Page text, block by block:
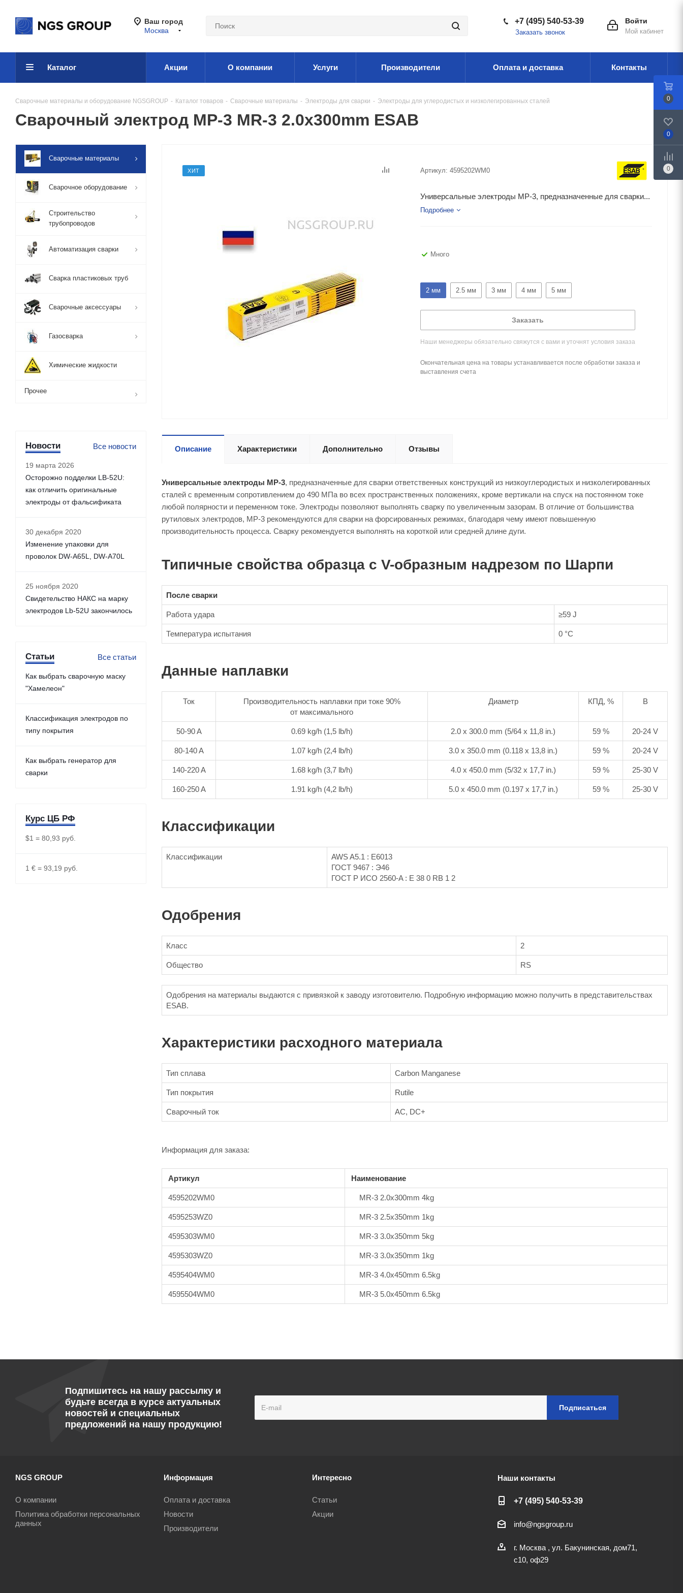
Ваш город
Москва
Войти
Мой кабинет
+7 (495) 540-53-39
Заказать звонок
Каталог Акции О компании Услуги Производители Оплата и доставка Контакты
Сварочные материалы и оборудование NGSGROUP - Каталог товаров - Сварочные материалы - Электроды для сварки - Электроды для углеродистых и низколегированных сталей
Сварочный электрод МР-3 MR-3 2.0x300mm ESAB
ХИТ Артикул: 4595202WM0
Универсальные электроды МР-3, предназначенные для сварки...
Подробнее
Много
2 мм 2.5 мм 3 мм 4 мм 5 мм
Заказать
Наши менеджеры обязательно свяжутся с вами и уточнят условия заказа
Окончательная цена на товары устанавливается после обработки заказа и
выставления счета
Описание Характеристики Дополнительно Отзывы
Универсальные электроды МР-3, предназначенные для сварки ответственных конструкций из низкоуглеродистых и низколегированных
сталей с временным сопротивлением до 490 МПа во всех пространственных положениях, кроме вертикали на спуск на постоянном токе
любой полярности и переменном токе. Электроды позволяют выполнять сварку по увеличенным зазорам. В отличие от большинства
рутиловых электродов, МР-3 рекомендуются для сварки на форсированных режимах, благодаря чему имеют повышенную
производительность процесса. Сварку рекомендуется выполнять на короткой или средней длине дуги.
Типичные свойства образца с V-образным надрезом по Шарпи
После сварки
Работа удара ≥59 J
Температура испытания 0 °C
Данные наплавки
Ток
Производительность наплавки при токе 90%
от максимального
Диаметр КПД, % В
50-90 A 0.69 kg/h (1,5 lb/h) 2.0 x 300.0 mm (5/64 x 11,8 in.) 59 % 20-24 V
80-140 A 1.07 kg/h (2,4 lb/h) 3.0 x 350.0 mm (0.118 x 13,8 in.) 59 % 20-24 V
140-220 A 1.68 kg/h (3,7 lb/h) 4.0 x 450.0 mm (5/32 x 17,7 in.) 59 % 25-30 V
160-250 A 1.91 kg/h (4,2 lb/h) 5.0 x 450.0 mm (0.197 x 17,7 in.) 59 % 25-30 V
Классификации
Классификации
AWS A5.1 : E6013
ГОСТ 9467 : Э46
ГОСТ Р ИСО 2560-A : E 38 0 RB 1 2
Одобрения
Класс 2
Общество RS
Одобрения на материалы выдаются с привязкой к заводу изготовителю. Подробную информацию можно получить в представительствах
ESAB.
Характеристики расходного материала
Тип сплава Carbon Manganese
Тип покрытия Rutile
Сварочный ток AC, DC+
Информация для заказа:
Артикул Наименование
4595202WM0 MR-3 2.0x300mm 4kg
4595253WZ0 MR-3 2.5x350mm 1kg
4595303WM0 MR-3 3.0x350mm 5kg
4595303WZ0 MR-3 3.0x350mm 1kg
4595404WM0 MR-3 4.0x450mm 6.5kg
4595504WM0 MR-3 5.0x450mm 6.5kg
Сварочные материалы
Сварочное оборудование
Строительство
трубопроводов
Автоматизация сварки
Сварка пластиковых труб
Сварочные аксессуары
Газосварка
Химические жидкости
Прочее
Новости Все новости
19 марта 2026
Осторожно подделки LB-52U:
как отличить оригинальные
электроды от фальсификата
30 декабря 2020
Изменение упаковки для
проволок DW-A65L, DW-A70L
25 ноября 2020
Свидетельство НАКС на марку
электродов Lb-52U закончилось
Статьи Все статьи
Как выбрать сварочную маску
"Хамелеон"
Классификация электродов по
типу покрытия
Как выбрать генератор для
сварки
Курс ЦБ РФ
$1 = 80,93 руб.
1 € = 93,19 руб.
Подпишитесь на нашу рассылку и
будьте всегда в курсе актуальных
новостей и специальных
предложений на нашу продукцию!
NGS GROUP
О компании
Политика обработки персональных
данных
Информация
Оплата и доставка
Новости
Производители
Интересно
Статьи
Акции
Наши контакты
+7 (495) 540-53-39
info@ngsgroup.ru
г. Москва , ул. Бакунинская, дом71,
с10, оф29
0
0
0